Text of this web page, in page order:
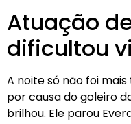
Atuação
dificultou
A noite só não foi
por causa do goleiro
brilhou. Ele parou